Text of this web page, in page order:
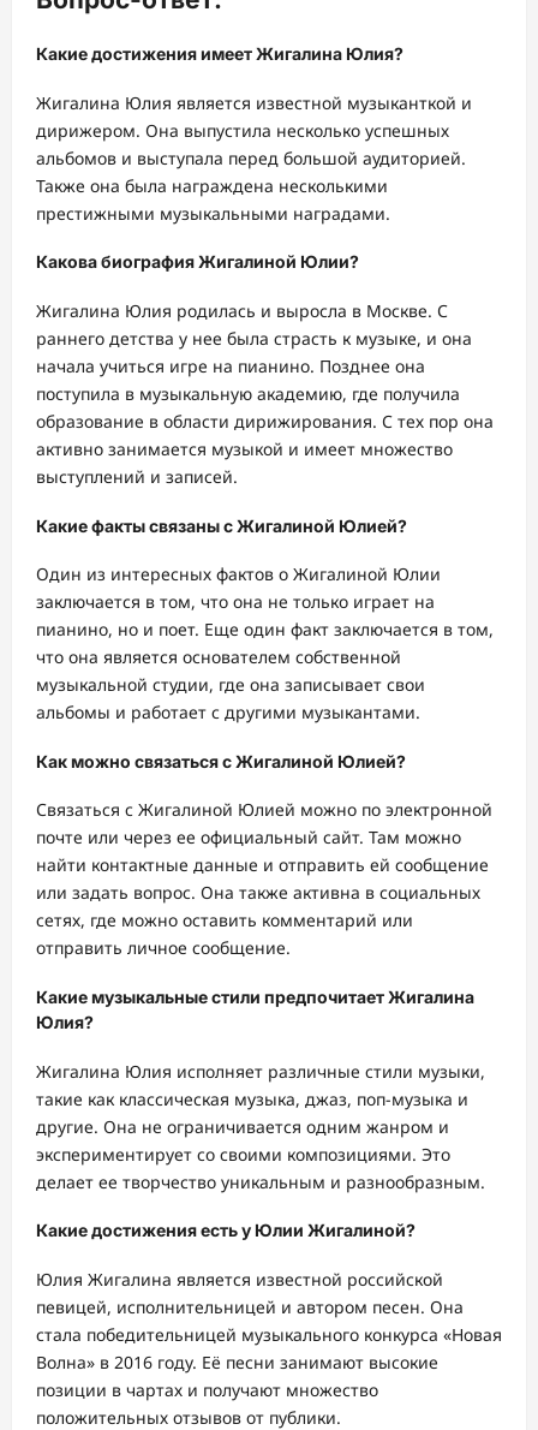
Какие достижения имеет Жигалина Юлия?
Жигалина Юлия является известной музыканткой и
дирижером. Она выпустила несколько успешных
альбомов и выступала перед большой аудиторией.
Также она была награждена несколькими
престижными музыкальными наградами.
Какова биография Жигалиной Юлии?
Жигалина Юлия родилась и выросла в Москве. С
раннего детства у нее была страсть к музыке, и она
начала учиться игре на пианино. Позднее она
поступила в музыкальную академию, где получила
образование в области дирижирования. С тех пор она
активно занимается музыкой и имеет множество
выступлений и записей.
Какие факты связаны с Жигалиной Юлией?
Один из интересных фактов о Жигалиной Юлии
заключается в том, что она не только играет на
пианино, но и поет. Еще один факт заключается в том,
что она является основателем собственной
музыкальной студии, где она записывает свои
альбомы и работает с другими музыкантами.
Как можно связаться с Жигалиной Юлией?
Связаться с Жигалиной Юлией можно по электронной
почте или через ее официальный сайт. Там можно
найти контактные данные и отправить ей сообщение
или задать вопрос. Она также активна в социальных
сетях, где можно оставить комментарий или
отправить личное сообщение.
Какие музыкальные стили предпочитает Жигалина
Юлия?
Жигалина Юлия исполняет различные стили музыки,
такие как классическая музыка, джаз, поп-музыка и
другие. Она не ограничивается одним жанром и
экспериментирует со своими композициями. Это
делает ее творчество уникальным и разнообразным.
Какие достижения есть у Юлии Жигалиной?
Юлия Жигалина является известной российской
певицей, исполнительницей и автором песен. Она
стала победительницей музыкального конкурса «Новая
Волна» в 2016 году. Её песни занимают высокие
позиции в чартах и получают множество
положительных отзывов от публики.